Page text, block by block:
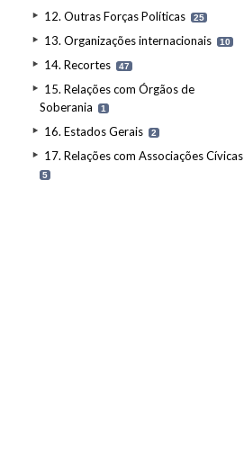
12. Outras Forças Políticas 25
13. Organizações internacionais 10
14. Recortes 47
15. Relações com Órgãos de
Soberania
1
16. Estados Gerais 2
17. Relações com Associações Cívicas
5